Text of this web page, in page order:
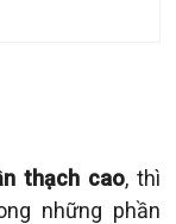
thạch cao, thì
những phần